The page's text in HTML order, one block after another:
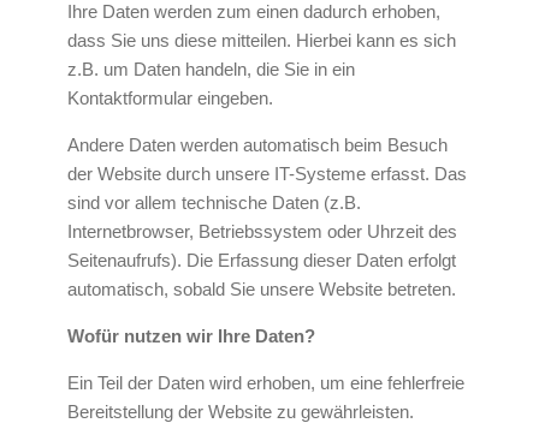
Ihre Daten werden zum einen dadurch erhoben,
dass Sie uns diese mitteilen. Hierbei kann es sich
z.B. um Daten handeln, die Sie in ein
Kontaktformular eingeben.
Andere Daten werden automatisch beim Besuch
der Website durch unsere IT-Systeme erfasst. Das
sind vor allem technische Daten (z.B.
Internetbrowser, Betriebssystem oder Uhrzeit des
Seitenaufrufs). Die Erfassung dieser Daten erfolgt
automatisch, sobald Sie unsere Website betreten.
Wofür nutzen wir Ihre Daten?
Ein Teil der Daten wird erhoben, um eine fehlerfreie
Bereitstellung der Website zu gewährleisten.